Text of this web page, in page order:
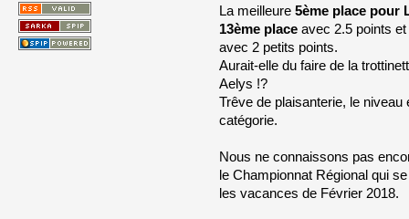
La meilleure 5ème place pour
13ème place avec 2.5 points
avec 2 petits points.
Aurait-elle du faire de la
Aelys !?
Trêve de plaisanterie, le
catégorie.
Nous ne connaissons pas
le Championnat Régional qui
les vacances de Février 2018.